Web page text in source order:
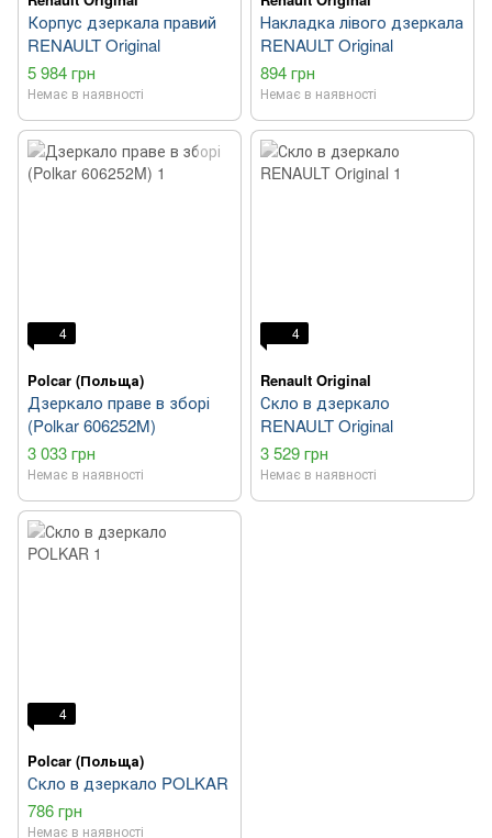
Корпус дзеркала правий
RENAULT Original
5 984 грн
Немає в наявності
Накладка лівого дзеркала
RENAULT Original
894 грн
Немає в наявності
4
Polcar (Польща)
Дзеркало праве в зборі
(Polkar 606252M)
3 033 грн
Немає в наявності
4
Renault Original
Скло в дзеркало
RENAULT Original
3 529 грн
Немає в наявності
4
Polcar (Польща)
Скло в дзеркало POLKAR
786 грн
Немає в наявності